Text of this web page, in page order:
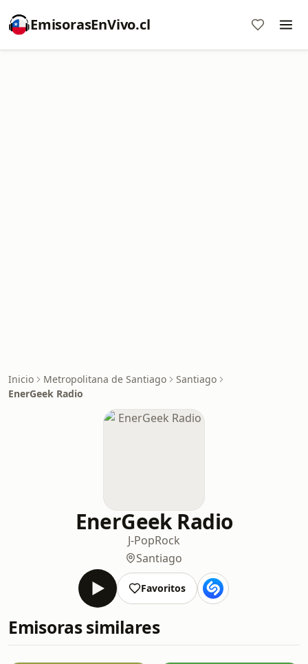
EmisorasEnVivo.cl
Inicio Metropolitana de Santiago
Santiago
EnerGeek Radio
EnerGeek Radio
J-PopRock
Santiago
Favoritos
Emisoras similares